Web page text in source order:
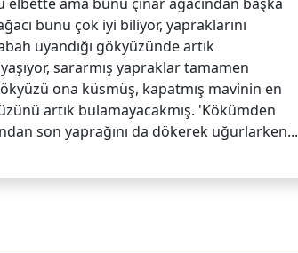
bunu çok iyi biliyor, yapraklarını
uyandığı gökyüzünde artık
sararmış yapraklar tamamen
ona küsmüş, kapatmış mavinin en
artık bulamayacakmış. 'Kökümden
son yaprağını da dökerek uğurlarken...